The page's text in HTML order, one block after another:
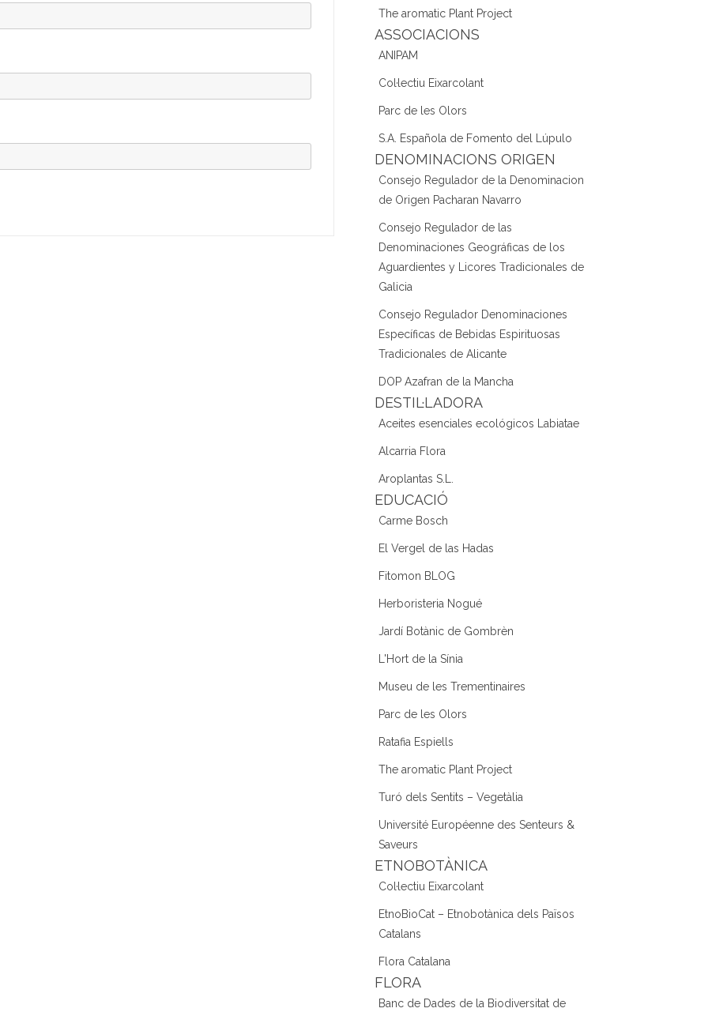
The aromatic Plant Project
ASSOCIACIONS
ANIPAM
Col·lectiu Eixarcolant
Parc de les Olors
S.A. Española de Fomento del Lúpulo
DENOMINACIONS ORIGEN
Consejo Regulador de la Denominacion
de Origen Pacharan Navarro
Consejo Regulador de las
Denominaciones Geográficas de los
Aguardientes y Licores Tradicionales de
Galicia
Consejo Regulador Denominaciones
Específicas de Bebidas Espirituosas
Tradicionales de Alicante
DOP Azafran de la Mancha
DESTIL·LADORA
Aceites esenciales ecológicos Labiatae
Alcarria Flora
Aroplantas S.L.
EDUCACIÓ
Carme Bosch
El Vergel de las Hadas
Fitomon BLOG
Herboristeria Nogué
Jardí Botànic de Gombrèn
L'Hort de la Sínia
Museu de les Trementinaires
Parc de les Olors
Ratafia Espiells
The aromatic Plant Project
Turó dels Sentits – Vegetàlia
Université Européenne des Senteurs &
Saveurs
ETNOBOTÀNICA
Col·lectiu Eixarcolant
EtnoBioCat – Etnobotànica dels Països
Catalans
Flora Catalana
FLORA
Banc de Dades de la Biodiversitat de